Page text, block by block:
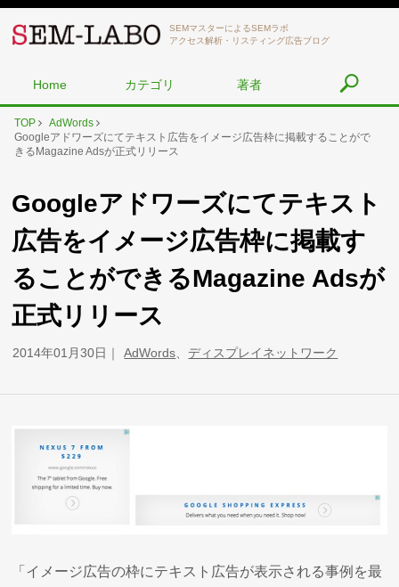
SEMマスターによるSEMラボ
アクセス解析・リスティング広告ブログ
Home カテゴリ 著者
TOP
AdWords
Googleアドワーズにてテキスト広告をイメージ広告枠に掲載することがで
きるMagazine Adsが正式リリース
Googleアドワーズにてテキスト
広告をイメージ広告枠に掲載す
ることができるMagazine Adsが
正式リリース
2014年01月30日 AdWords 、ディスプレイネットワーク
「イメージ広告の枠にテキスト広告が表示される事例を最